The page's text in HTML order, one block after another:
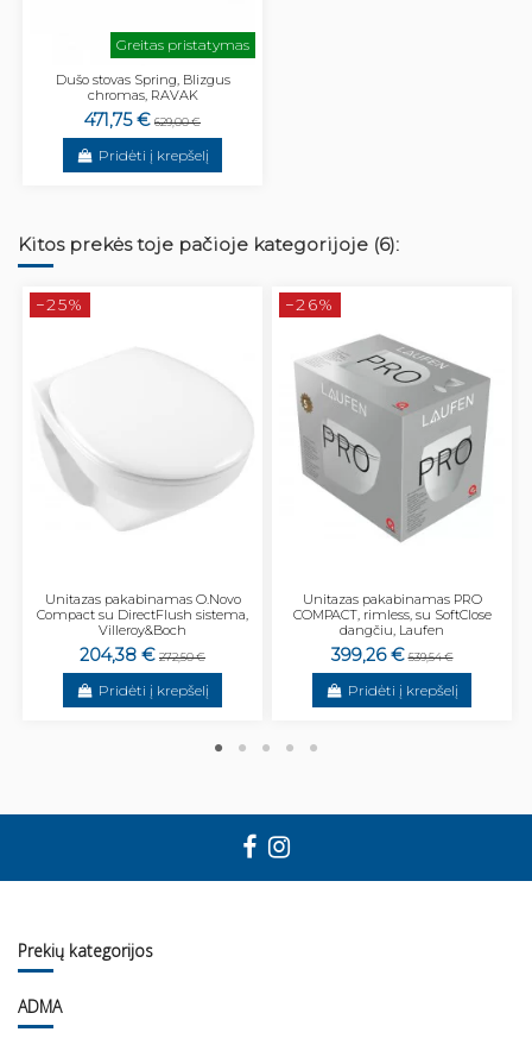
Greitas pristatymas
Dušo stovas Spring, Blizgus
chromas, RAVAK
471,75 € 629,00 €
Pridėti į krepšelį
Kitos prekės toje pačioje kategorijoje (6):
−25%
Unitazas pakabinamas O.Novo
Compact su DirectFlush sistema,
Villeroy&Boch
204,38 € 272,50 €
Pridėti į krepšelį
−26%
Unitazas pakabinamas PRO
COMPACT, rimless, su SoftClose
dangčiu, Laufen
399,26 € 539,54 €
Pridėti į krepšelį
Prekių kategorijos
ADMA